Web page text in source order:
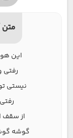
این
رفتی
نیستی
از سقف
گوشه